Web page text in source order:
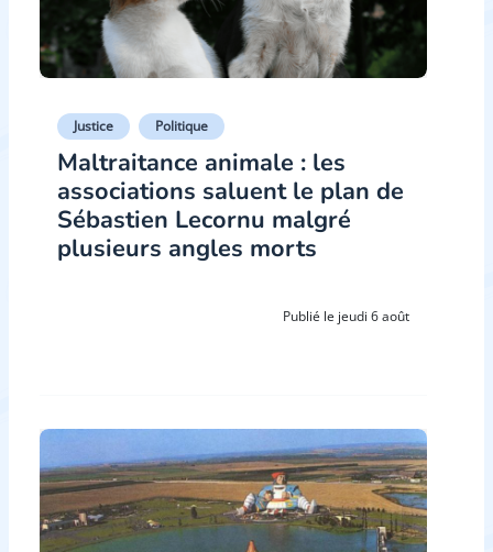
Justice Politique
Maltraitance animale : les
associations saluent le plan de
Sébastien Lecornu malgré
plusieurs angles morts
Publié le jeudi 6 août